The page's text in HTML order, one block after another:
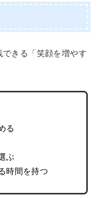
きる「笑顔を増やす
る
ぶ
時間を持つ